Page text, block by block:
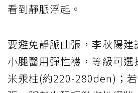
看到靜脈浮起。
要避免靜脈曲張，李秋陽建
小腿醫用彈性襪，等級可
米汞柱(約220-280den)；